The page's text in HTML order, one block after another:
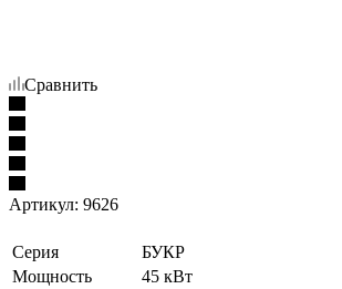
Сравнить
Артикул: 9626
Серия
БУКР
Мощность
45 кВт